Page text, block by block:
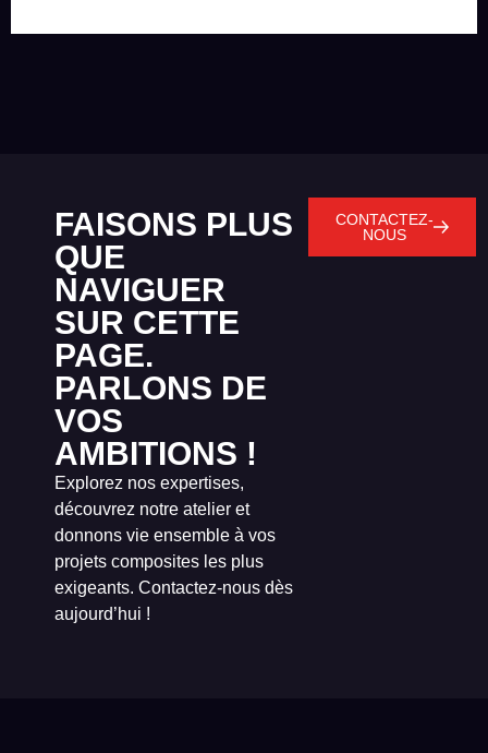
FAISONS PLUS
QUE
NAVIGUER
SUR CETTE
PAGE.
PARLONS DE
VOS
AMBITIONS !
Explorez nos expertises,
découvrez notre atelier et
donnons vie ensemble à vos
projets composites les plus
exigeants. Contactez-nous dès
aujourd’hui !
CONTACTEZ-
NOUS